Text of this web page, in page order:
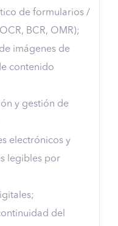
de formularios /
BCR, OMR);
imágenes de
contenido
y gestión de
electrónicos y
legibles por
del